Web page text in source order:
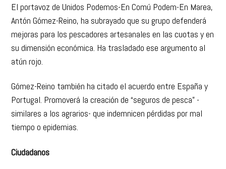
El portavoz de Unidos Podemos-En Comú Podem-En Marea,
Antón Gómez-Reino, ha subrayado que su grupo defenderá
mejoras para los pescadores artesanales en las cuotas y en
su dimensión económica. Ha trasladado ese argumento al
atún rojo.
Gómez-Reino también ha citado el acuerdo entre España y
Portugal. Promoverá la creación de “seguros de pesca” -
similares a los agrarios- que indemnicen pérdidas por mal
tiempo o epidemias.
Ciudadanos